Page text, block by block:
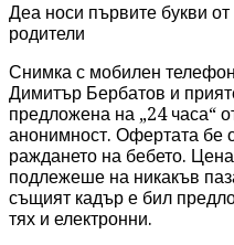
Деа носи първите букви
родители
Снимка с мобилен
Димитър Бербатов и
предложена на „24 часа“
анонимност. Офертата бе
раждането на бебето.
подлежеше на никакъв
същият кадър е бил
тях и електронни.